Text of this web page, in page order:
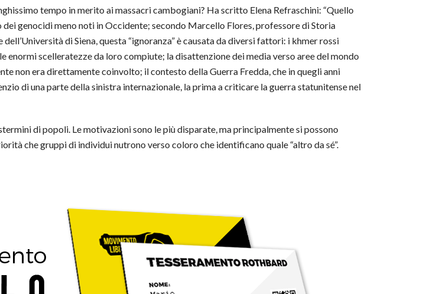
tempo in merito ai massacri cambogiani? Ha scritto Elena Refraschini: “Quello
dei genocidi meno noti in Occidente; secondo Marcello Flores, professore di Storia
di Siena, questa “ignoranza” è causata da diversi fattori: i khmer rossi
enormi scelleratezze da loro compiute; la disattenzione dei media verso aree del mondo
non era direttamente coinvolto; il contesto della Guerra Fredda, che in quegli anni
di una parte della sinistra internazionale, la prima a criticare la guerra statunitense nel
di popoli. Le motivazioni sono le più disparate, ma principalmente si possono
che gruppi di individui nutrono verso coloro che identificano quale “altro da sé”.